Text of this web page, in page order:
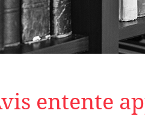
entente